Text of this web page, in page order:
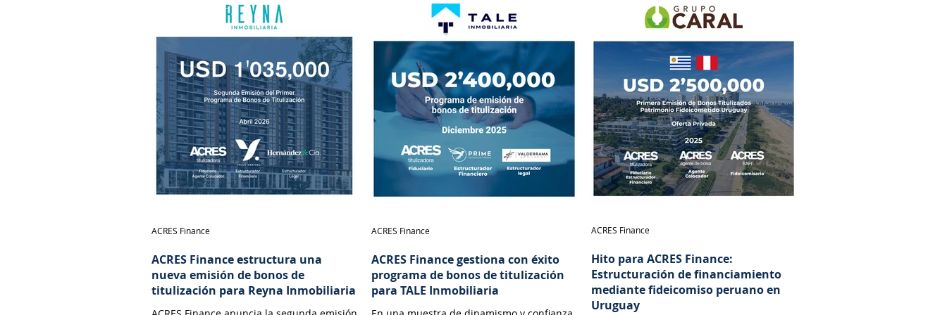
ACRES Finance estructura una
nueva emisión de bonos de
titulización para Reyna Inmobiliaria
ACRES Finance
ACRES Finance gestiona con éxito
programa de bonos de titulización
para TALE Inmobiliaria
ACRES Finance
Hito para ACRES Finance:
Estructuración de financiamiento
mediante fideicomiso peruano en
Uruguay
ACRES Finance